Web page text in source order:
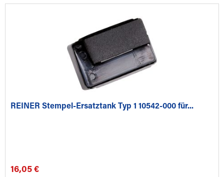
REINER Stempel-Ersatztank Typ 1 10542-000 für...
16,05 €